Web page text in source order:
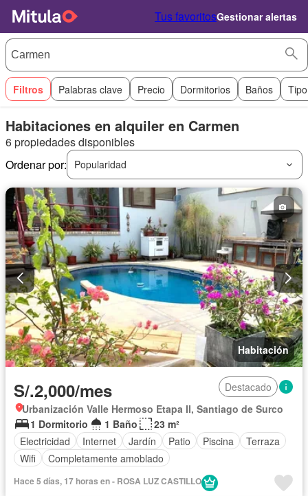
Tus favoritosGestionar alertas
Filtros Palabras clave Precio Dormitorios Baños
Habitaciones en alquiler en Carmen
6 propiedades disponibles
Ordenar por:
Popularidad
Habitación
S/.2,000/mes
Destacado
Urbanización Valle Hermoso Etapa II, Santiago de Surco
1 Dormitorio
1 Baño
23 m²
Electricidad
Internet Jardín Patio Piscina
Terraza
Wifi
Completamente amoblado
Hace 5 días, 17 horas en - ROSA LUZ CASTILLO